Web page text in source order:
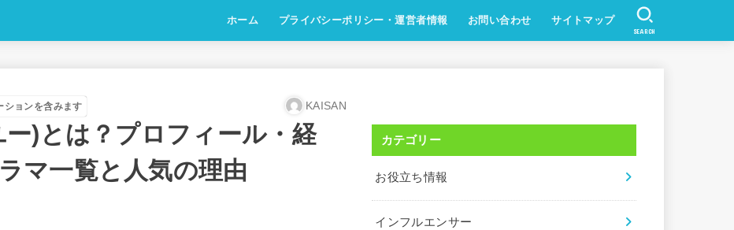
ホーム プライバシーポリシー・運営者情報 お問い合わせ サイトマップ
SEARCH
ョンを含みます KAISAN
)とは？プロフィール・経
マ一覧と人気の理由
カテゴリー
お役立ち情報
インフルエンサー